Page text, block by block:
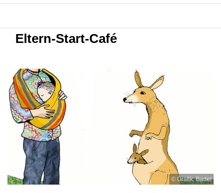
Eltern-Start-Café
© Grafik: Badel